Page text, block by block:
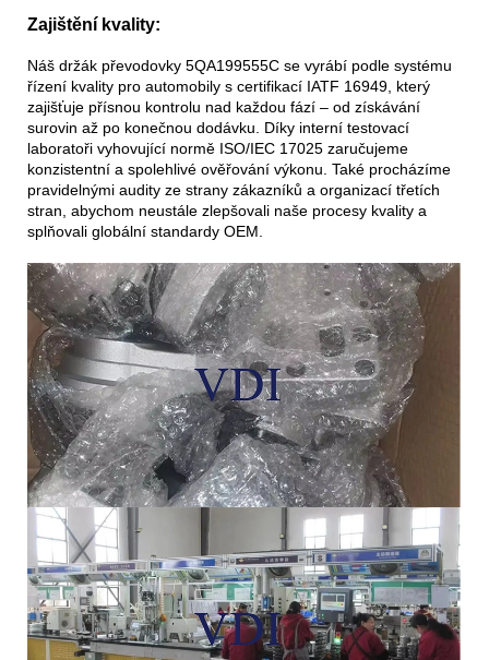
Zajištění kvality:
Náš držák převodovky 5QA199555C se vyrábí podle systému
řízení kvality pro automobily s certifikací IATF 16949, který
zajišťuje přísnou kontrolu nad každou fází – od získávání
surovin až po konečnou dodávku. Díky interní testovací
laboratoři vyhovující normě ISO/IEC 17025 zaručujeme
konzistentní a spolehlivé ověřování výkonu. Také procházíme
pravidelnými audity ze strany zákazníků a organizací třetích
stran, abychom neustále zlepšovali naše procesy kvality a
splňovali globální standardy OEM.